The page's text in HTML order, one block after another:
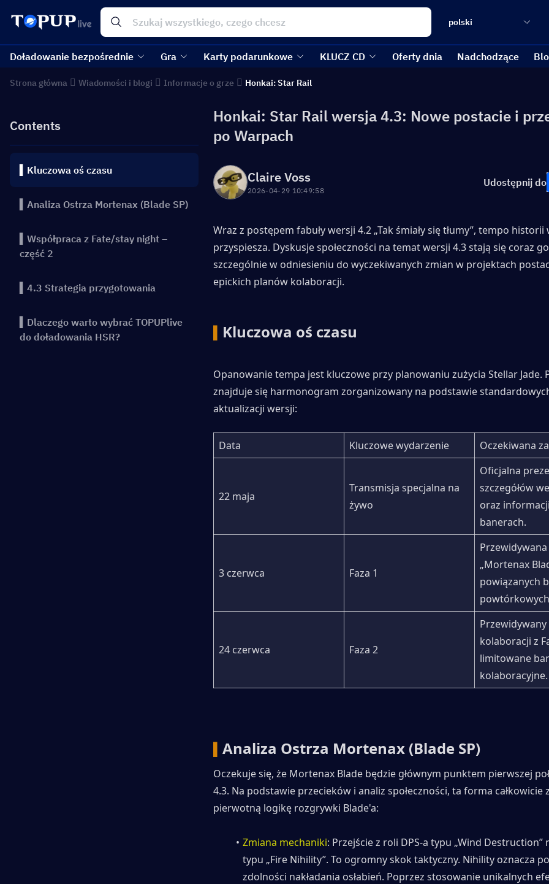
polski
Doładowanie bezpośrednie Gra Karty podarunkowe KLUCZ CD Oferty dnia Nadchodzące
Strona główna Wiadomości i blogi Informacje o grze Honkai: Star Rail
Contents
▍Kluczowa oś czasu
▍Analiza Ostrza Mortenax (Blade SP)
▍Współpraca z Fate/stay night –
część 2
▍4.3 Strategia przygotowania
▍Dlaczego warto wybrać TOPUPlive
do doładowania HSR?
Honkai: Star Rail wersja 4.3: Nowe postacie i
po Warpach
Claire Voss
2026-04-29 10:49:58
Udostępnij do
Wraz z postępem fabuły wersji 4.2 „Tak śmiały się tłumy”, tempo historii
przyspiesza. Dyskusje społeczności na temat wersji 4.3 stają się coraz
szczególnie w odniesieniu do wyczekiwanych zmian w projektach
epickich planów kolaboracji.
Kluczowa oś czasu
Opanowanie tempa jest kluczowe przy planowaniu zużycia Stellar Jade.
znajduje się harmonogram zorganizowany na podstawie
aktualizacji wersji:
Data Kluczowe wydarzenie Oczekiwana
22 maja
Transmisja specjalna na
żywo
Oficjalna
szczegółów
oraz
banerach.
3 czerwca Faza 1
„Mortenax
powiązanych
24 czerwca Faza 2
kolaboracji z
limitowane
kolaboracyjne.
Analiza Ostrza Mortenax (Blade SP)
Oczekuje się, że Mortenax Blade będzie głównym punktem pierwszej
4.3. Na podstawie przecieków i analiz społeczności, ta forma całkowicie
pierwotną logikę rozgrywki Blade'a:
Zmiana mechaniki: Przejście z roli DPS-a typu „Wind Destruction”
typu „Fire Nihility”. To ogromny skok taktyczny. Nihility oznacza
zdolności nakładania osłabień. Poprzez stosowanie unikalnych